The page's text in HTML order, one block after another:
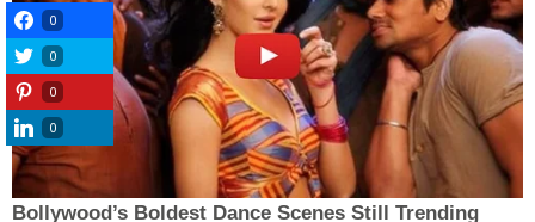
0
0
0
0